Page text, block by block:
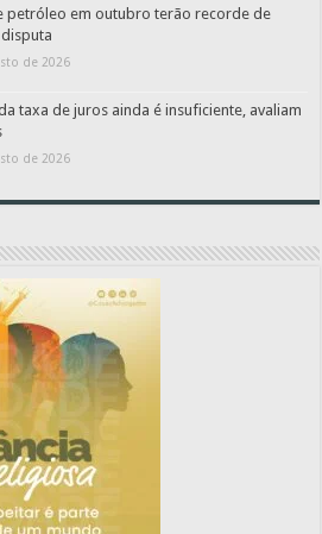
petróleo em outubro terão recorde de
de 2026
taxa de juros ainda é insuficiente, avaliam
de 2026